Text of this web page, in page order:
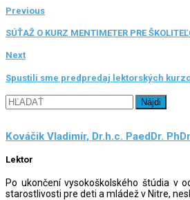
Previous
SÚŤAŽ O KURZ MENTIMETER PRE
Next
Spustili sme predpredaj lektorských
Hľadať:
Kováčik Vladimír, Dr.h.c. PaedDr.
Lektor
Po ukončení vysokoškolského štúdia v
starostlivosti pre deti a mládež v Nitre,